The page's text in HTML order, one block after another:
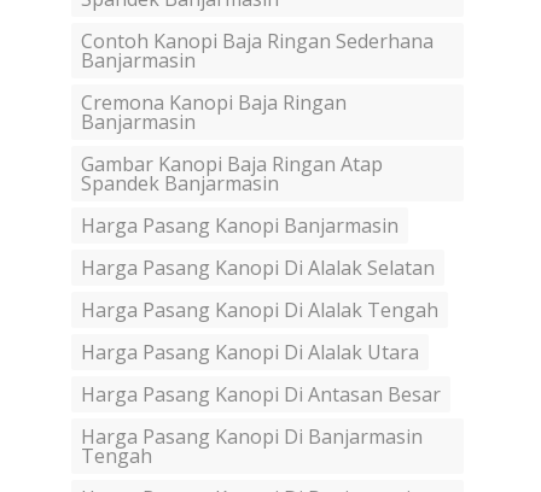
Contoh Kanopi Baja Ringan Sederhana
Banjarmasin
Cremona Kanopi Baja Ringan
Banjarmasin
Gambar Kanopi Baja Ringan Atap
Spandek Banjarmasin
Harga Pasang Kanopi Banjarmasin
Harga Pasang Kanopi Di Alalak Selatan
Harga Pasang Kanopi Di Alalak Tengah
Harga Pasang Kanopi Di Alalak Utara
Harga Pasang Kanopi Di Antasan Besar
Harga Pasang Kanopi Di Banjarmasin
Tengah